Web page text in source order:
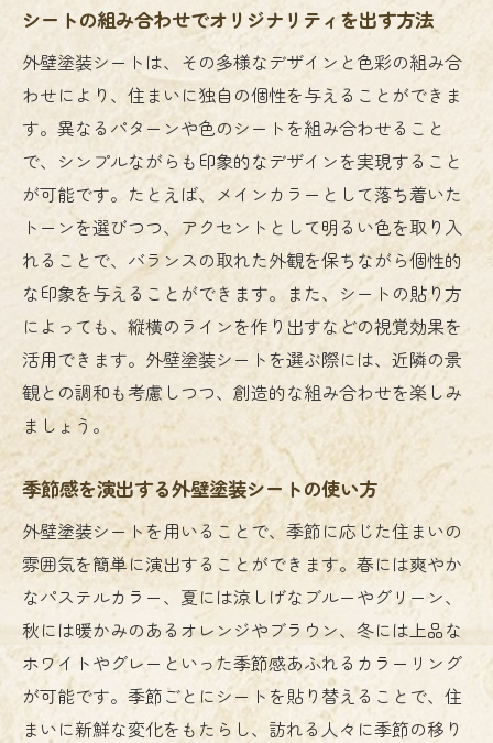
シートの組み合わせでオリジナリティを出す方法
外壁塗装シートは、その多様なデザインと色彩の組み合
わせにより、住まいに独自の個性を与えることができま
す。異なるパターンや色のシートを組み合わせること
で、シンプルながらも印象的なデザインを実現すること
が可能です。たとえば、メインカラーとして落ち着いた
トーンを選びつつ、アクセントとして明るい色を取り入
れることで、バランスの取れた外観を保ちながら個性的
な印象を与えることができます。また、シートの貼り方
によっても、縦横のラインを作り出すなどの視覚効果を
活用できます。外壁塗装シートを選ぶ際には、近隣の景
観との調和も考慮しつつ、創造的な組み合わせを楽しみ
ましょう。
季節感を演出する外壁塗装シートの使い方
外壁塗装シートを用いることで、季節に応じた住まいの
雰囲気を簡単に演出することができます。春には爽やか
なパステルカラー、夏には涼しげなブルーやグリーン、
秋には暖かみのあるオレンジやブラウン、冬には上品な
ホワイトやグレーといった季節感あふれるカラーリング
が可能です。季節ごとにシートを貼り替えることで、住
まいに新鮮な変化をもたらし、訪れる人々に季節の移り